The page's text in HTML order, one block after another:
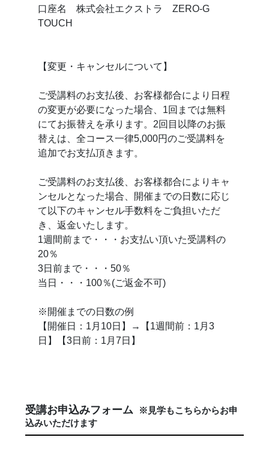
口座名 株式会社エクストラ ZERO-G
TOUCH
【変更・キャンセルについて】
ご受講料のお支払後、お客様都合により日程
の変更が必要になった場合、1回までは無料
にてお振替えを承ります。2回目以降のお振
替えは、全コース一律5,000円のご受講料を
追加でお支払頂きます。
ご受講料のお支払後、お客様都合によりキャ
ンセルとなった場合、開催までの日数に応じ
て以下のキャンセル手数料をご負担いただ
き、返金いたします。
1週間前まで・・・お支払い頂いた受講料の
20％
3日前まで・・・50％
当日・・・100％(ご返金不可)
※開催までの日数の例
【開催日：1月10日】→【1週間前：1月3
日】【3日前：1月7日】
受講お申込みフォーム
※見学もこちらからお申
込みいただけます